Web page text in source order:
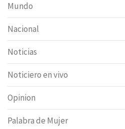
Mundo
Nacional
Noticias
Noticiero en vivo
Opinion
Palabra de Mujer